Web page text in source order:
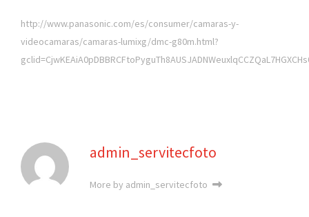
http://www.panasonic.com/es/consumer/camaras-y-
videocamaras/camaras-lumixg/dmc-g80m.html?
admin_servitecfoto
More by admin_servitecfoto